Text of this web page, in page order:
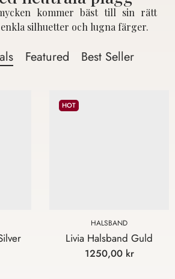
kommer bäst till sin rätt
silhuetter och lugna färger.
Featured Best Seller
HOT
HALSBAND
Livia Halsband Guld
1250,00 kr